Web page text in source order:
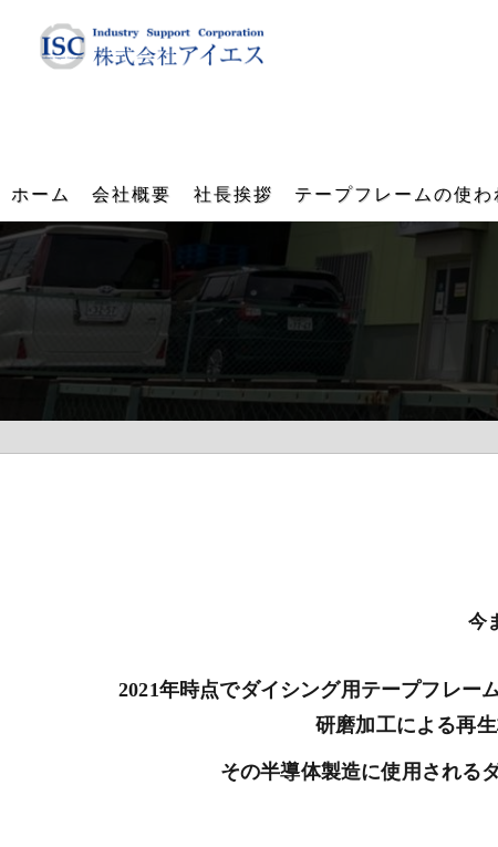
ホーム 会社概要 社長挨拶 テープフレームの使わ
今
2021年時点でダイシング用テープフレー
研磨加工による再
その半導体製造に使用される